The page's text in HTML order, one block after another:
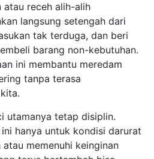
atau receh alih-alih
langsung setengah dari
tak terduga, dan beri
barang non-kebutuhan.
ini membantu meredam
tanpa terasa
utamanya tetap disiplin.
hanya untuk kondisi darurat
memenuhi keinginan